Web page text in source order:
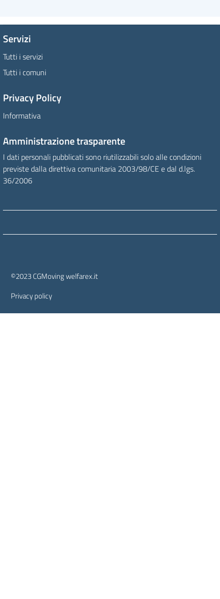
Servizi
Tutti i servizi
Tutti i comuni
Privacy Policy
Informativa
Amministrazione trasparente
I dati personali pubblicati sono riutilizzabili solo alle condizioni
previste dalla direttiva comunitaria 2003/98/CE e dal d.lgs.
36/2006
©2023 CGMoving welfarex.it
Privacy policy